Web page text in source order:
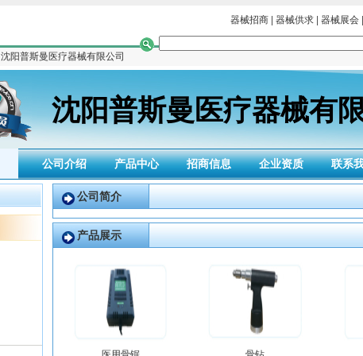
器械招商 器械供求 器械展会
沈阳普斯曼医疗器械有限公司
沈阳普斯曼医疗器械有
公司介绍 产品中心 招商信息 企业资质 联系
公司简介
产品展示